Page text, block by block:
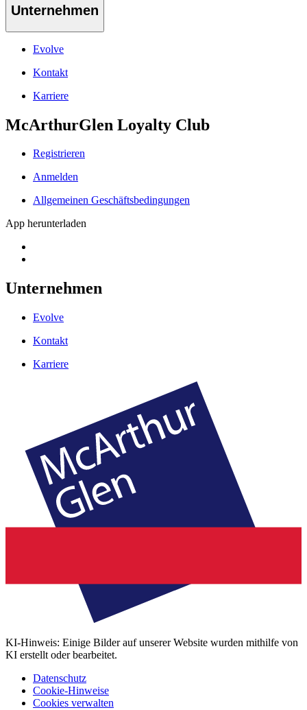
Unternehmen
Evolve
Kontakt
Karriere
McArthurGlen Loyalty Club
Registrieren
Anmelden
Allgemeinen Geschäftsbedingungen
App herunterladen
Unternehmen
Evolve
Kontakt
Karriere
KI-Hinweis: Einige Bilder auf unserer Website wurden mithilfe von
KI erstellt oder bearbeitet.
Datenschutz
Cookie-Hinweise
Cookies verwalten